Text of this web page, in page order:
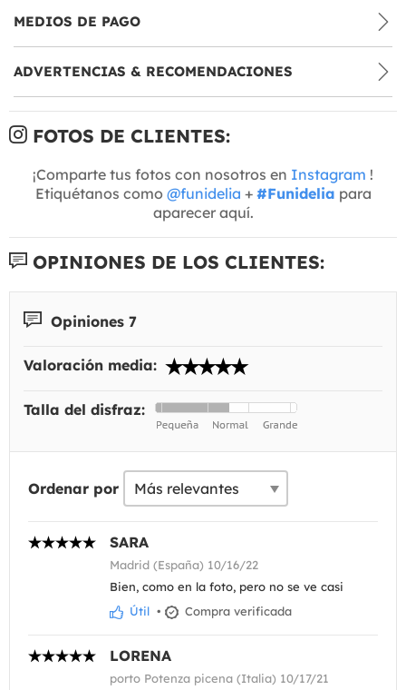
MEDIOS DE PAGO
ADVERTENCIAS & RECOMENDACIONES
FOTOS DE CLIENTES:
¡Comparte tus fotos con nosotros en Instagram !
Etiquétanos como @funidelia + #Funidelia para
aparecer aquí.
OPINIONES DE LOS CLIENTES:
Opiniones 7
Valoración media:
Talla del disfraz:
Ordenar por
SARA
Madrid (España) 10/16/22
Bien, como en la foto, pero no se ve casi
Útil • Compra verificada
LORENA
porto Potenza picena (Italia) 10/17/21